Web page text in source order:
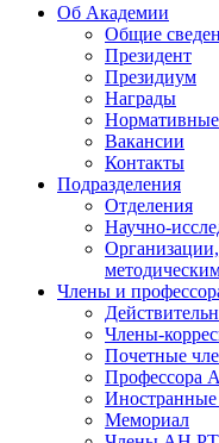
Об Академии
Общие
Президент
Президиум
Награды
Вакансии
Контакты
Подразделения
Отделения
Научно-
Члены и
Члены-
Почетные
Профессора
Мемориал